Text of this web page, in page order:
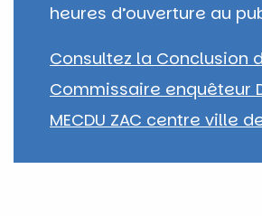
heures d’ouverture au
Consultez la Conclusion
Commissaire enquêteur
MECDU ZAC centre ville